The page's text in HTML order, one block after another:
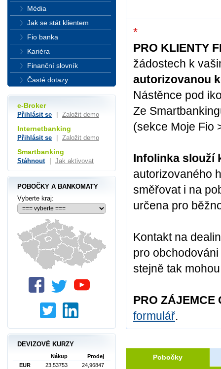
*
PRO KLIENTY
žádostech k
autorizovanou
Nástěnce pod
Ze
(sekce Moje Fio
Infolinka slouží
autorizovaného
směřovat i na
určena pro
Kontakt na
pro
stejně tak
PRO ZÁJEMCE
formulář.
Pobočky
Média
Jak se stát klientem
Fio banka
Kariéra
Finanční slovník
Časté dotazy
e-Broker
Přihlásit se Založit demo
Internetbanking
Přihlásit se Založit demo
Smartbanking
Stáhnout Jak aktivovat
POBOČKY A BANKOMATY
Vyberte kraj:
DEVIZOVÉ KURZY
Nákup
Prodej
EUR
23,53753
24,96847